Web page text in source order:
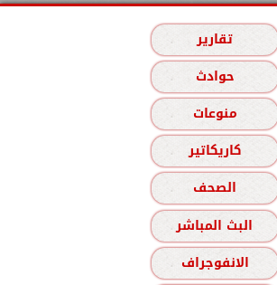
تقارير
حوادث
منوعات
كاريكاتير
الصحف
البث المباشر
الانفوجراف